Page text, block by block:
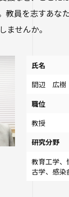
教員を志すあな
ませんか。
氏名
間辺 広樹
職位
教授
研究分野
教育工学、
古学、感染